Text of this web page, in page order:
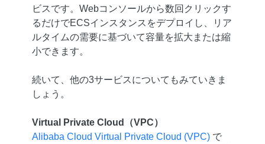
ビスです。Webコンソールから数回クリックす
るだけでECSインスタンスをデプロイし、リア
ルタイムの需要に基づいて容量を拡大または縮
小できます。
続いて、他の3サービスについてもみていきま
しょう。
Virtual Private Cloud（VPC）
Alibaba Cloud Virtual Private Cloud (VPC)で